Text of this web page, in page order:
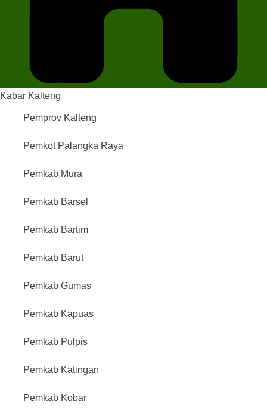
Kabar Kalteng
Pemprov Kalteng
Pemkot Palangka Raya
Pemkab Mura
Pemkab Barsel
Pemkab Bartim
Pemkab Barut
Pemkab Gumas
Pemkab Kapuas
Pemkab Pulpis
Pemkab Katingan
Pemkab Kobar